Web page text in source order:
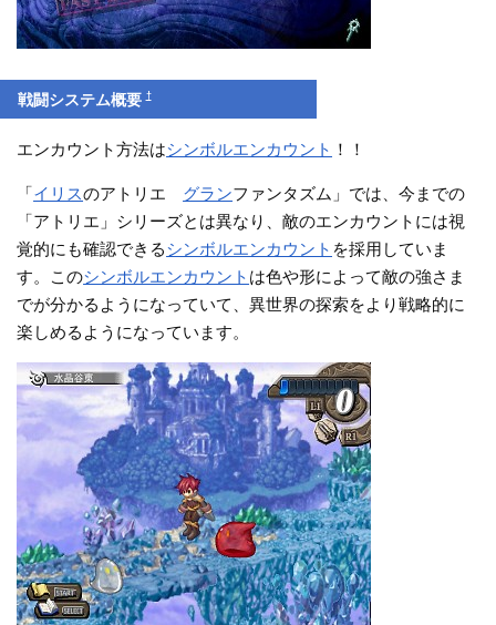
戦闘システム概要†
エンカウント方法はシンボルエンカウント ！！
「イリスのアトリエ グランファンタズム」では、今までの
「アトリエ」シリーズとは異なり、敵のエンカウントには視
覚的にも確認できるシンボルエンカウント を採用していま
す。このシンボルエンカウント は色や形によって敵の強さま
でが分かるようになっていて、異世界の探索をより戦略的に
楽しめるようになっています。